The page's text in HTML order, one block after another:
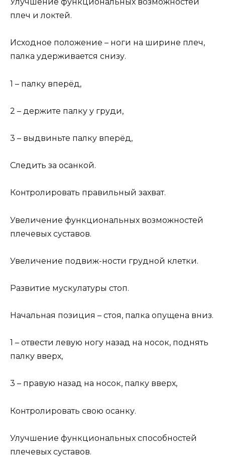
плеч и локтей.
Исходное положение – ноги на ширине плеч,
палка удерживается снизу.
1 – палку вперёд,
2 – держите палку у груди,
3 – выдвиньте палку вперёд,
Следить за осанкой.
Контролировать правильный захват.
Увеличение функциональных возможностей
плечевых суставов.
Увеличение подвиж-ности грудной клетки.
Развитие мускулатуры стоп.
Начальная позиция – стоя, палка опущена вниз.
1 – отвести левую ногу назад на носок, поднять
палку вверх,
3 – правую назад на носок, палку вверх,
Контролировать свою осанку.
Улучшение функциональных способностей
плечевых суставов.